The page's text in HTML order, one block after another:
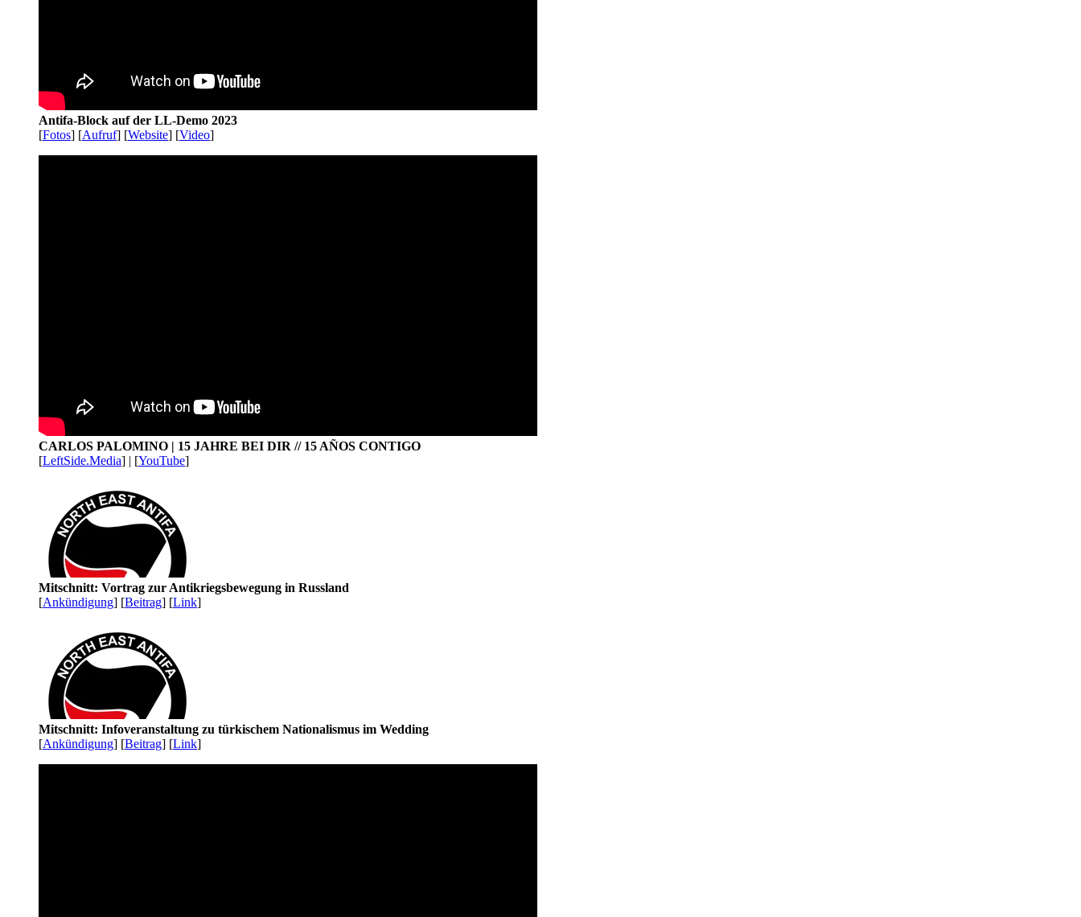
Antifa-Block auf der LL-Demo 2023
[Fotos] [Aufruf] [Website] [Video]
CARLOS PALOMINO | 15 JAHRE BEI DIR // 15 AÑOS CONTIGO
[LeftSide.Media] | [YouTube]
Mitschnitt: Vortrag zur Antikriegsbewegung in Russland
[Ankündigung] [Beitrag] [Link]
Mitschnitt: Infoveranstaltung zu türkischem Nationalismus im Wedding
[Ankündigung] [Beitrag] [Link]